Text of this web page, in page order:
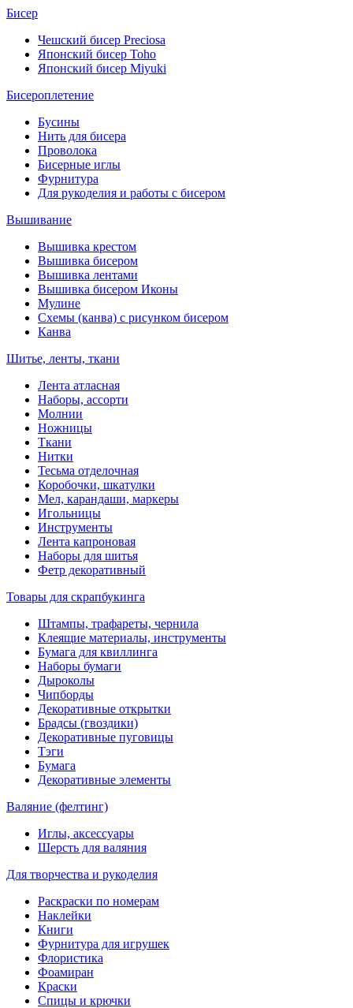
Бисер
Чешский бисер Preciosa
Японский бисер Toho
Японский бисер Miyuki
Бисероплетение
Бусины
Нить для бисера
Проволока
Бисерные иглы
Фурнитура
Для рукоделия и работы с бисером
Вышивание
Вышивка крестом
Вышивка бисером
Вышивка лентами
Вышивка бисером Иконы
Мулине
Схемы (канва) с рисунком бисером
Канва
Шитье, ленты, ткани
Лента атласная
Наборы, ассорти
Молнии
Ножницы
Ткани
Нитки
Тесьма отделочная
Коробочки, шкатулки
Мел, карандаши, маркеры
Игольницы
Инструменты
Лента капроновая
Наборы для шитья
Фетр декоративный
Товары для скрапбукинга
Штампы, трафареты, чернила
Клеящие материалы, инструменты
Бумага для квиллинга
Наборы бумаги
Дыроколы
Чипборды
Декоративные открытки
Брадсы (гвоздики)
Декоративные пуговицы
Тэги
Бумага
Декоративные элементы
Валяние (фелтинг)
Иглы, аксессуары
Шерсть для валяния
Для творчества и рукоделия
Раскраски по номерам
Наклейки
Книги
Фурнитура для игрушек
Флористика
Фоамиран
Краски
Спицы и крючки